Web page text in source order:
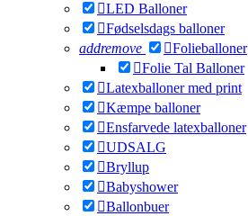
LED Balloner
Fødselsdags balloner
addremove Folieballoner
Folie Tal Balloner
Latexballoner med print
Kæmpe balloner
Ensfarvede latexballoner
UDSALG
Bryllup
Babyshower
Ballonbuer